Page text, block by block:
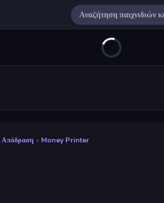
Απόδραση » Money Printer